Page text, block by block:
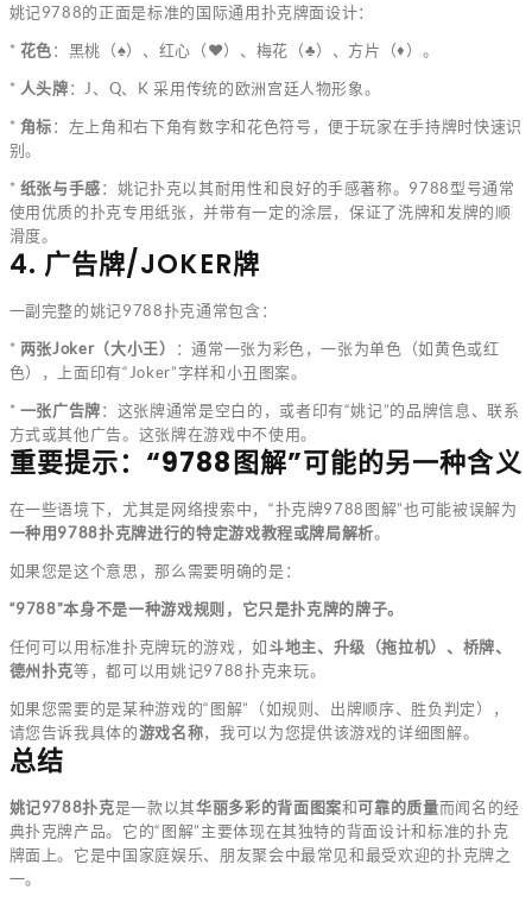
姚记9788的正面是标准的国际通用扑克牌面设计：
* 花色：黑桃（♠）、红心（♥）、梅花（♣）、方片（♦）。
* 人头牌：J、Q、K 采用传统的欧洲宫廷人物形象。
* 角标：左上角和右下角有数字和花色符号，便于玩家在手持牌时快速识
别。
* 纸张与手感：姚记扑克以其耐用性和良好的手感著称。9788型号通常
使用优质的扑克专用纸张，并带有一定的涂层，保证了洗牌和发牌的顺
滑度。
4. 广告牌/JOKER牌
一副完整的姚记9788扑克通常包含：
* 两张Joker（大小王）
：通常一张为彩色，一张为单色（如黄色或红
色），上面印有“Joker”字样和小丑图案。
* 一张广告牌：这张牌通常是空白的，或者印有“姚记”的品牌信息、联系
方式或其他广告。这张牌在游戏中不使用。
重要提示：“9788图解”可能的另一种含义
在一些语境下，尤其是网络搜索中，“扑克牌9788图解”也可能被误解为
一种用9788扑克牌进行的特定游戏教程或牌局解析。
如果您是这个意思，那么需要明确的是：
“9788”本身不是一种游戏规则，它只是扑克牌的牌子。
任何可以用标准扑克牌玩的游戏，如斗地主、升级（拖拉机）、桥牌、
德州扑克等，都可以用姚记9788扑克来玩。
如果您需要的是某种游戏的“图解”（如规则、出牌顺序、胜负判定），
请您告诉我具体的游戏名称，我可以为您提供该游戏的详细图解。
总结
姚记9788扑克是一款以其华丽多彩的背面图案和可靠的质量而闻名的经
典扑克牌产品。它的“图解”主要体现在其独特的背面设计和标准的扑克
牌面上。它是中国家庭娱乐、朋友聚会中最常见和最受欢迎的扑克牌之
一。